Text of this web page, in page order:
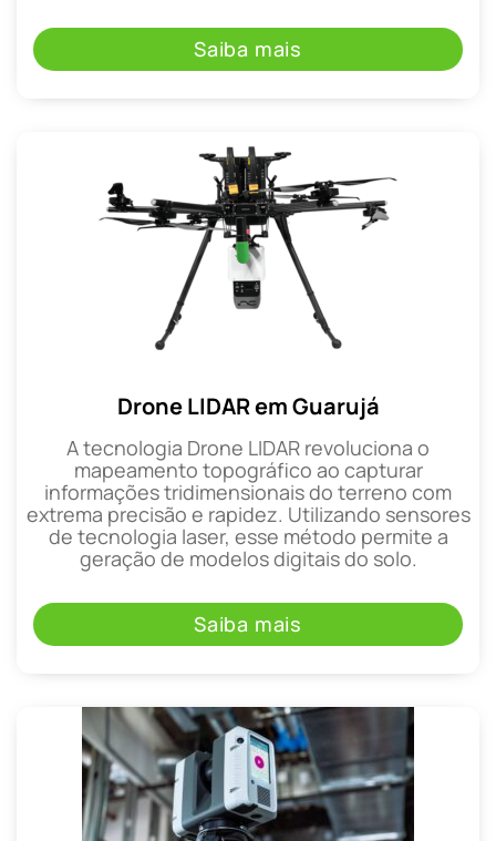
Saiba mais
Drone LIDAR em Guarujá
A tecnologia Drone LIDAR revoluciona o
mapeamento topográfico ao capturar
informações tridimensionais do terreno com
extrema precisão e rapidez. Utilizando sensores
de tecnologia laser, esse método permite a
geração de modelos digitais do solo.
Saiba mais